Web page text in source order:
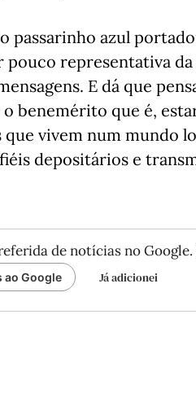
passarinho azul
pouco representativa
E dá que
benemérito que é,
vivem num mundo
depositários e
de notícias no Google.
ao Google Já adicionei